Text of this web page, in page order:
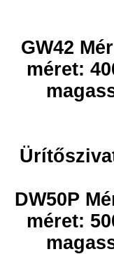
GW42
méret:
DW50P
méret: